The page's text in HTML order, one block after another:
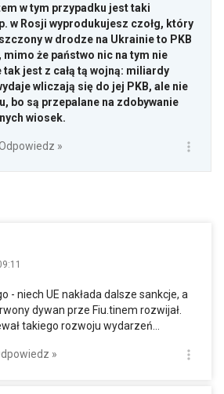
w tym przypadku jest taki
w Rosji wyprodukujesz czołg, który
w drodze na Ukrainie to PKB
mimo że państwo nic na tym nie
tak jest z całą tą wojną: miliardy
wliczają się do jej PKB, ale nie
bo są przepalane na zdobywanie
wiosek.
»
- niech UE nakłada dalsze sankcje, a
dywan prze Fiu.tinem rozwijał.
takiego rozwoju wydarzeń...
»